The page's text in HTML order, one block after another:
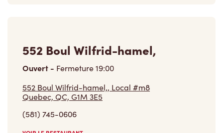
552 Boul Wilfrid-hamel,
Ouvert - Fermeture19:00
552 Boul Wilfrid-hamel,, Local #m8
Quebec, QC, G1M 3E5
(581) 745-0606